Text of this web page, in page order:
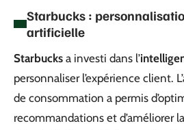
Starbucks :
artificielle
Starbucks a investi dans l’
personnaliser l’expérience client.
de consommation a permis
recommandations et d’améliorer